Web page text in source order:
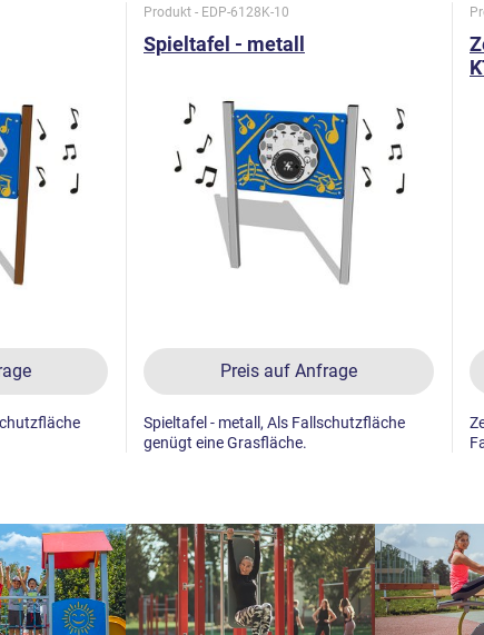
Produkt - EDP-6128K-10
Spieltafel - metall
Preis auf Anfrage
Spieltafel - metall, Als Fallschutzfläche
genügt eine Grasfläche.